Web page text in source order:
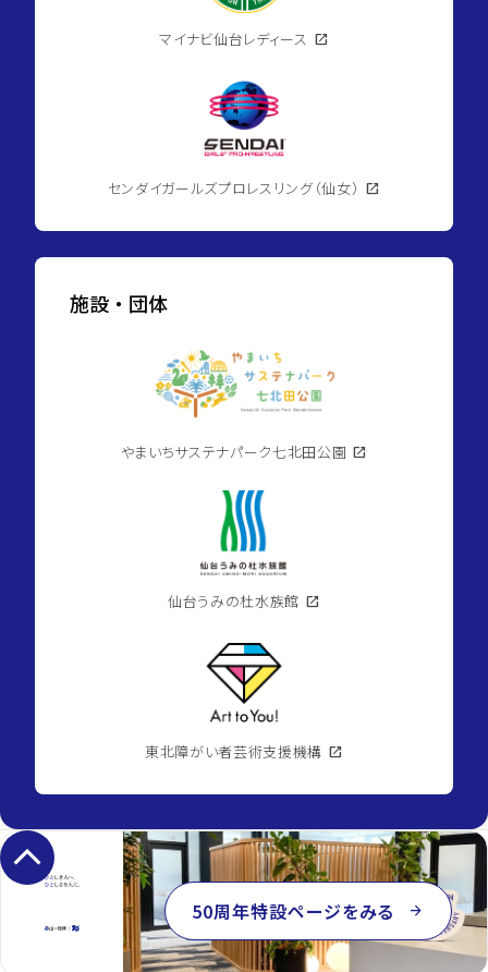
マイナビ仙台レディース open_in_new
センダイガールズプロレスリング（仙女） open_in_new
施設・団体
やまいちサステナパーク七北田公園 open_in_new
仙台うみの杜水族館 open_in_new
東北障がい者芸術支援機構 open_in_new
keyboard_arrow_up
50周年特設ページをみる arrow_forward